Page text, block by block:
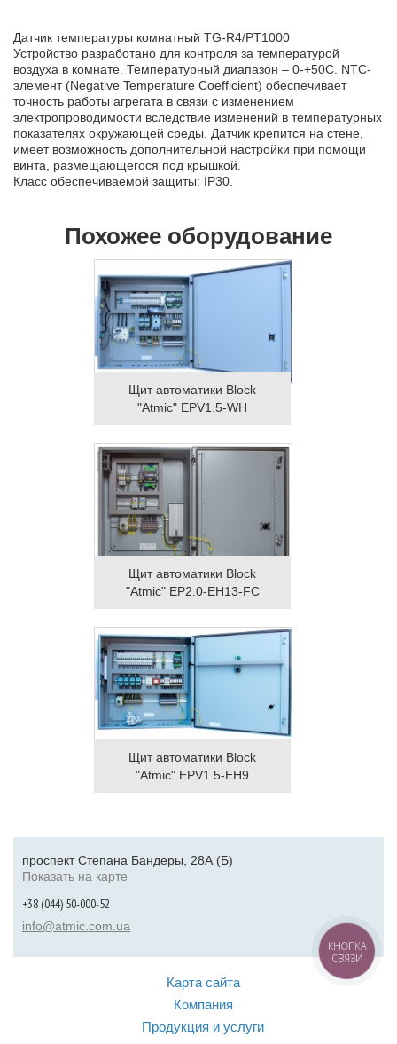
Датчик температуры комнатный TG-R4/PT1000
Устройство разработано для контроля за температурой
воздуха в комнате. Температурный диапазон – 0-+50С. NTC-
элемент (Negative Temperature Coefficient) обеспечивает
точность работы агрегата в связи с изменением
электропроводимости вследствие изменений в температурных
показателях окружающей среды. Датчик крепится на стене,
имеет возможность дополнительной настройки при помощи
винта, размещающегося под крышкой.
Класс обеспечиваемой защиты: IP30.
Похожее оборудование
Щит автоматики Block
"Atmic" EPV1.5-WH
Щит автоматики Block
"Atmic" EP2.0-EH13-FC
Щит автоматики Block
"Atmic" EPV1.5-EH9
проспект Степана Бандеры, 28А (Б)
Показать на карте
+38 (044) 50-000-52
info@atmic.com.ua
Карта сайта
Компания
Продукция и услуги
КНОПКА
СВЯЗИ